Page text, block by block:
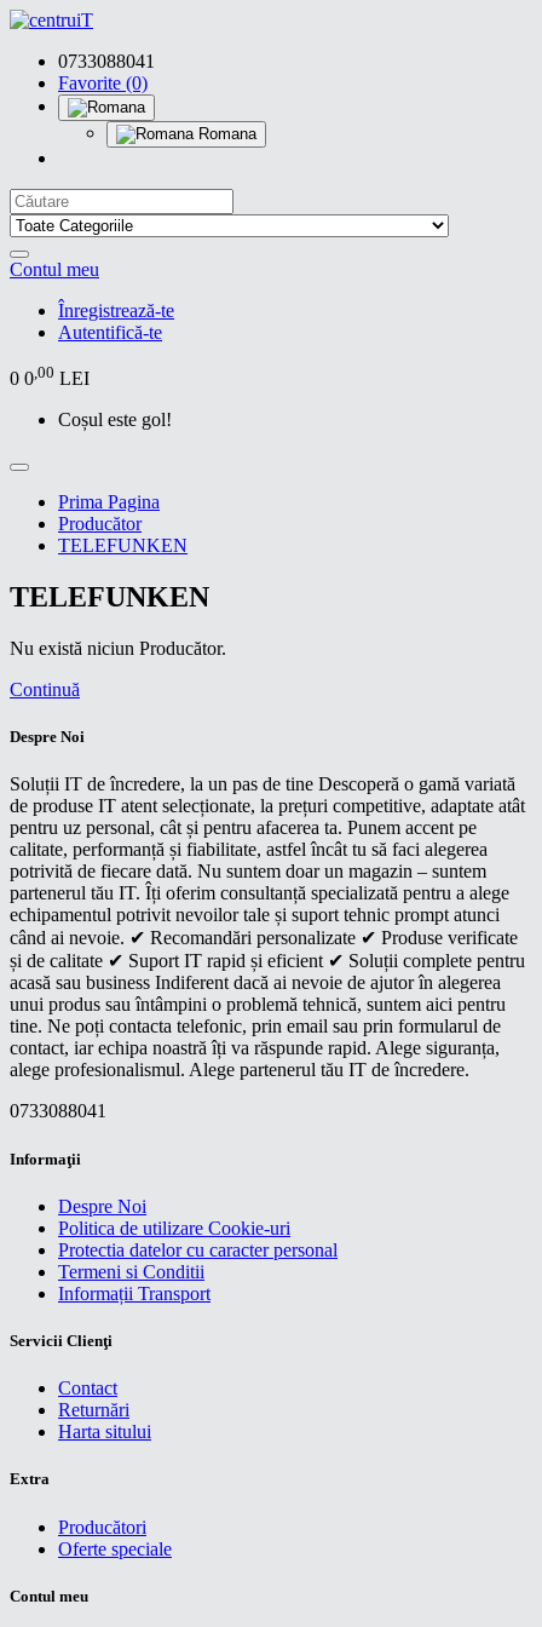
0733088041
Favorite (0)
Romana
Contul meu
Înregistrează-te
Autentifică-te
0 0,00 LEI
Coșul este gol!
Prima Pagina
Producător
TELEFUNKEN
TELEFUNKEN
Nu există niciun Producător.
Continuă
Despre Noi
Soluții IT de încredere, la un pas de tine Descoperă o gamă variată
de produse IT atent selecționate, la prețuri competitive, adaptate atât
pentru uz personal, cât și pentru afacerea ta. Punem accent pe
calitate, performanță și fiabilitate, astfel încât tu să faci alegerea
potrivită de fiecare dată. Nu suntem doar un magazin – suntem
partenerul tău IT. Îți oferim consultanță specializată pentru a alege
echipamentul potrivit nevoilor tale și suport tehnic prompt atunci
când ai nevoie. ✔ Recomandări personalizate ✔ Produse verificate
și de calitate ✔ Suport IT rapid și eficient ✔ Soluții complete pentru
acasă sau business Indiferent dacă ai nevoie de ajutor în alegerea
unui produs sau întâmpini o problemă tehnică, suntem aici pentru
tine. Ne poți contacta telefonic, prin email sau prin formularul de
contact, iar echipa noastră îți va răspunde rapid. Alege siguranța,
alege profesionalismul. Alege partenerul tău IT de încredere.
0733088041
Informaţii
Despre Noi
Politica de utilizare Cookie-uri
Protectia datelor cu caracter personal
Termeni si Conditii
Informații Transport
Servicii Clienţi
Contact
Returnări
Harta sitului
Extra
Producători
Oferte speciale
Contul meu